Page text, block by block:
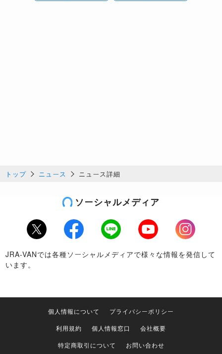
トップ ニュース ニュース詳細
ソーシャルメディア
Twitter Facebook LINE Youtube
Instagram
JRA-VANでは各種ソーシャルメディアで様々な情報を発信して
います。
個人情報について
プライバシーポリシー
利用規約
個人情報窓口
会社概要
特定商取引について
お問い合わせ